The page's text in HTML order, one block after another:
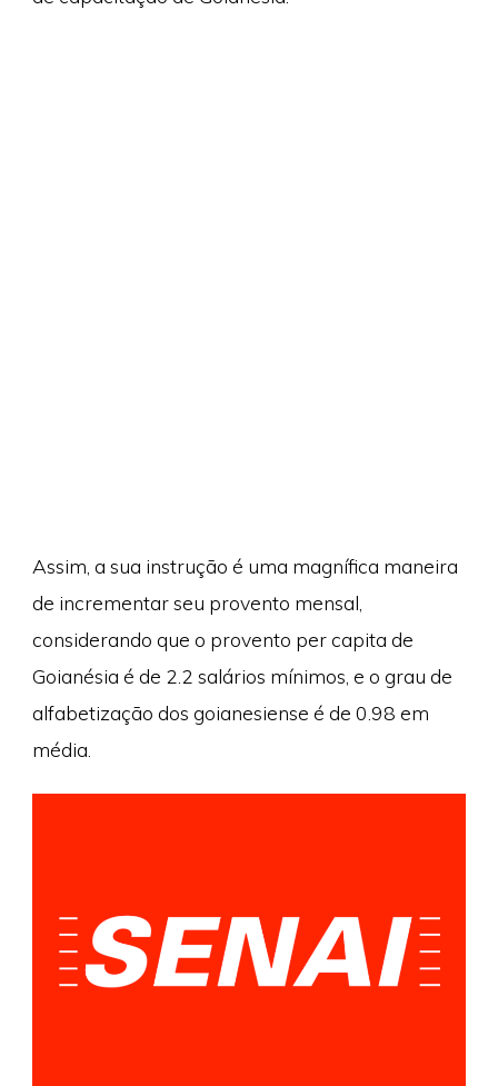
Assim, a sua instrução é uma magnífica maneira
de incrementar seu provento mensal,
considerando que o provento per capita de
Goianésia é de 2.2 salários mínimos, e o grau de
alfabetização dos goianesiense é de 0.98 em
média.